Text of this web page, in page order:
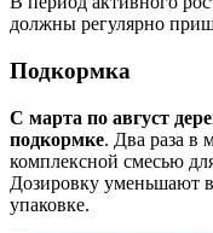
должны регулярно
Подкормка
С марта по август
подкормке. Два раза в
комплексной смесью
Дозировку уменьшают
упаковке.